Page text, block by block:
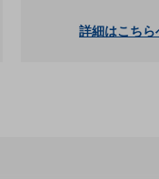
詳細はこちら